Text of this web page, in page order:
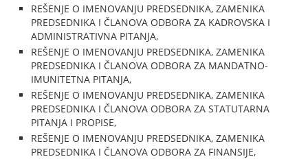
REŠENJE O IMENOVANJU PREDSEDNIKA, ZAMENIKA
PREDSEDNIKA I ČLANOVA ODBORA ZA KADROVSKA I
ADMINISTRATIVNA PITANJA,
REŠENJE O IMENOVANJU PREDSEDNIKA, ZAMENIKA
PREDSEDNIKA I ČLANOVA ODBORA ZA MANDATNO-
IMUNITETNA PITANJA,
REŠENJE O IMENOVANJU PREDSEDNIKA, ZAMENIKA
PREDSEDNIKA I ČLANOVA ODBORA ZA STATUTARNA
PITANJA I PROPISE,
REŠENJE O IMENOVANJU PREDSEDNIKA, ZAMENIKA
PREDSEDNIKA I ČLANOVA ODBORA ZA FINANSIJE,